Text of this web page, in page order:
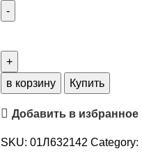
в корзину Купить
Добавить в избранное
SKU: 01Л632142 Category: